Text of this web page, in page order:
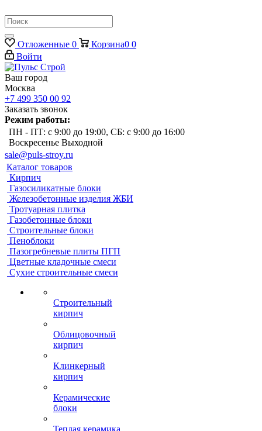
Отложенные 0 Корзина0 0
Войти
Ваш город
Москва
+7 499 350 00 92
Заказать звонок
Режим работы:
ПН - ПТ: с 9:00 до 19:00, СБ: с 9:00 до 16:00
Воскресенье Выходной
sale@puls-stroy.ru
Каталог товаров
Кирпич
Газосиликатные блоки
Железобетонные изделия ЖБИ
Тротуарная плитка
Газобетонные блоки
Строительные блоки
Пеноблоки
Пазогребневые плиты ПГП
Цветные кладочные смеси
Сухие строительные смеси
Строительный
кирпич
Облицовочный
кирпич
Клинкерный
кирпич
Керамические
блоки
Теплая керамика